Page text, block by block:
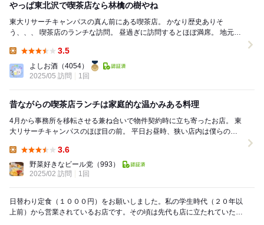
やっぱ東北沢で喫茶店なら林檎の樹やね
東大リサーチキャンパスの真ん前にある喫茶店。 かなり歴史ありそ
う、、、 喫茶店のランチな訪問。 昼過ぎに訪問するとほぼ満席。 地元の
3.5
よしお酒 （4054）
2025/05 訪問
1回
昔ながらの喫茶店ランチは家庭的な温かみある料理
4月から事務所を移転させる兼ね合いで物件契約時に立ち寄ったお店。 東
大リサーチキャンパスのほぼ目の前。 平日お昼時、狭い店内は僕らの入
3.6
野菜好きなビール党 （993）
2025/02 訪問
1回
日替わり定食（１０００円）をお願いしました。私の学生時代（２０年以
上前）から営業されているお店です。その頃は先代も店に立たれていた記